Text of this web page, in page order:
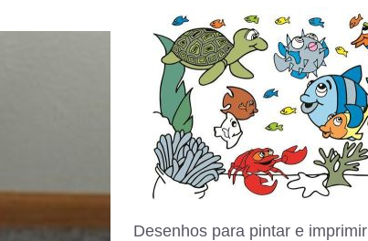
Desenhos para pintar e imprimir